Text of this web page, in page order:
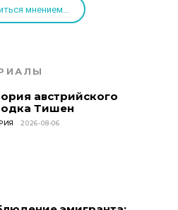
мнением...
австрийского
Тишен
2026-08-06